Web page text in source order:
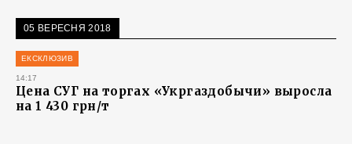
05 ВЕРЕСНЯ 2018
ЕКСКЛЮЗИВ
14:17
Цена СУГ на торгах «Укргаздобычи» выросла
на 1 430 грн/т